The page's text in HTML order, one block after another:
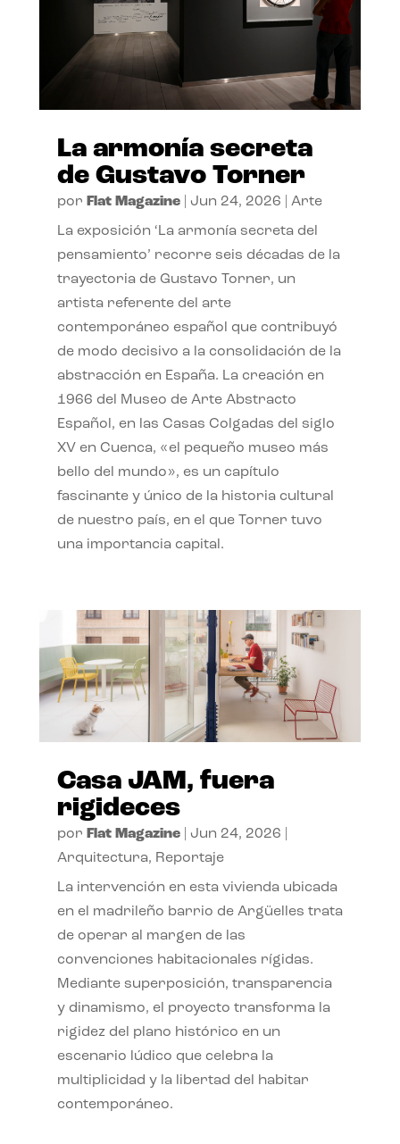
La armonía secreta
de Gustavo Torner
por Flat Magazine| Jun 24, 2026 Arte
La exposición ‘La armonía secreta del
pensamiento’ recorre seis décadas de la
trayectoria de Gustavo Torner, un
artista referente del arte
contemporáneo español que contribuyó
de modo decisivo a la consolidación de la
abstracción en España. La creación en
1966 del Museo de Arte Abstracto
Español, en las Casas Colgadas del siglo
XV en Cuenca, «el pequeño museo más
bello del mundo», es un capítulo
fascinante y único de la historia cultural
de nuestro país, en el que Torner tuvo
una importancia capital.
Casa JAM, fuera
rigideces
por Flat Magazine| Jun 24, 2026
Arquitectura, Reportaje
La intervención en esta vivienda ubicada
en el madrileño barrio de Argüelles trata
de operar al margen de las
convenciones habitacionales rígidas.
Mediante superposición, transparencia
y dinamismo, el proyecto transforma la
rigidez del plano histórico en un
escenario lúdico que celebra la
multiplicidad y la libertad del habitar
contemporáneo.